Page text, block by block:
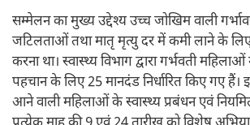
सम्मेलन का मुख्य उद्देश्य उच्च जोखिम वाली
जटिलताओं तथा मातृ मृत्यु दर में कमी लाने के
करना था। स्वास्थ्य विभाग द्वारा गर्भवती
पहचान के लिए 25 मानदंड निर्धारित किए गए हैं।
आने वाली महिलाओं के स्वास्थ्य प्रबंधन एवं